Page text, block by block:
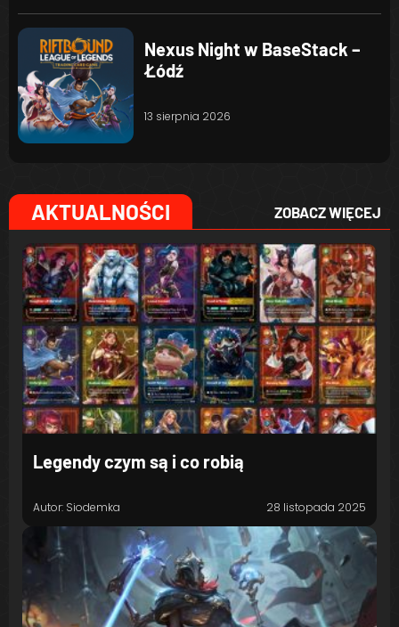
Nexus Night w BaseStack –
Łódź
13 sierpnia 2026
AKTUALNOŚCI ZOBACZ WIĘCEJ
Legendy czym są i co robią
Autor: Siodemka 28 listopada 2025